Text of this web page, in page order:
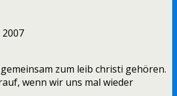
zum leib christi gehören.
wenn wir uns mal wieder